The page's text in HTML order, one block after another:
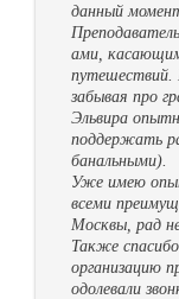
данный
ами,
путешествий.
забывая про
Эльвира
поддержать
банальными).
Уже имею
всеми
Москвы, рад
Также
организацию
одолевали